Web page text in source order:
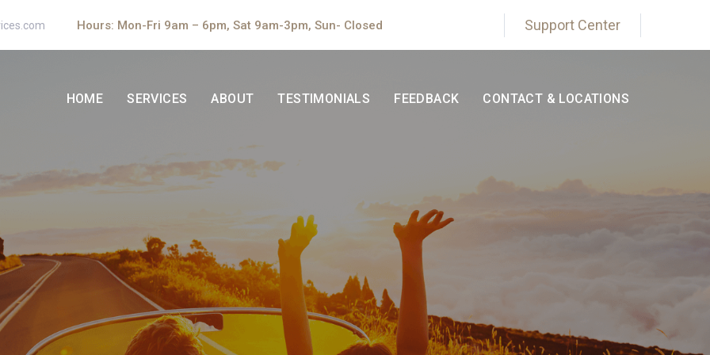
Hours: Mon-Fri 9am – 6pm, Sat 9am-3pm, Sun- Closed Support Center
HOME SERVICES ABOUT TESTIMONIALS FEEDBACK CONTACT & LOCATIONS
Servicios